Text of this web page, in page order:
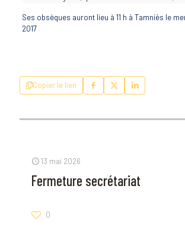
Ses obsèques auront lieu à 11 h à Tamniès le
2017
Copier le lien
13 mai 2026
Fermeture secrétariat
0